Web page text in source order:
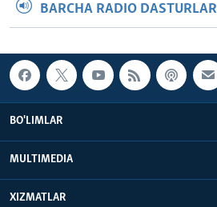
BARCHA RADIO DASTURLAR
BO'LIMLAR
MULTIMEDIA
XIZMATLAR